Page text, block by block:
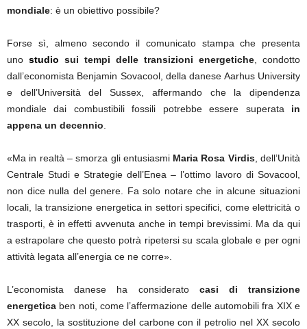
mondiale: è un obiettivo possibile?
Forse sì, almeno secondo il comunicato stampa che presenta
uno studio sui tempi delle transizioni energetiche , condotto
dall’economista Benjamin Sovacool, della danese Aarhus University
e dell’Università del Sussex, affermando che la dipendenza
mondiale dai combustibili fossili potrebbe essere superata
in
appena un decennio
«Ma in realtà – smorza gli entusiasmi Maria Rosa Virdis, dell’Unità
Centrale Studi e Strategie dell’Enea – l’ottimo lavoro di Sovacool,
non dice nulla del genere. Fa solo notare che in alcune situazioni
locali, la transizione energetica in settori specifici, come elettricità o
trasporti, è in effetti avvenuta anche in tempi brevissimi. Ma da qui
a estrapolare che questo potrà ripetersi su scala globale e per ogni
attività legata all’energia ce ne corre».
L’economista danese ha considerato
casi di transizione
energetica ben noti, come l’affermazione delle automobili fra XIX e
XX secolo, la sostituzione del carbone con il petrolio nel XX secolo